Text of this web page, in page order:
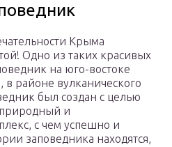
Крыма
Одно из таких красивых
на юго-востоке
в районе вулканического
был создан с целью
и
с чем успешно и
заповедника находятся,